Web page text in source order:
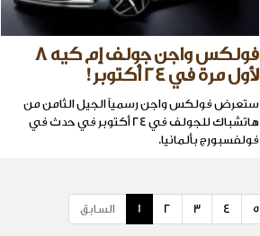
فولكس واجن جولف إم كيه 8
لأول مرة في 24 أكتوبر!
ستعرض فولكس واجن رسمياً الجيل الثامن من
هاتشباك للجولف في 24 أكتوبر في حدث في
فولفسبورج بألمانيا.
السابق 1 2 3 4 5